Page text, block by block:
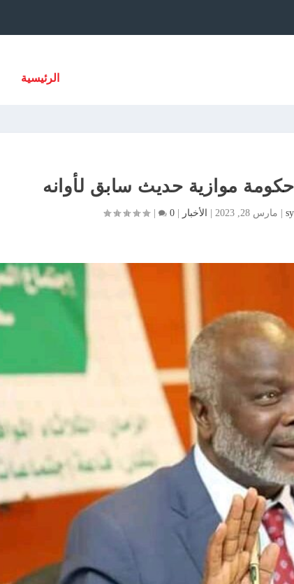
الرئيسية
موازية حديث سابق لأوانه
| مارس 28, 2023 | الأخبار 0
|